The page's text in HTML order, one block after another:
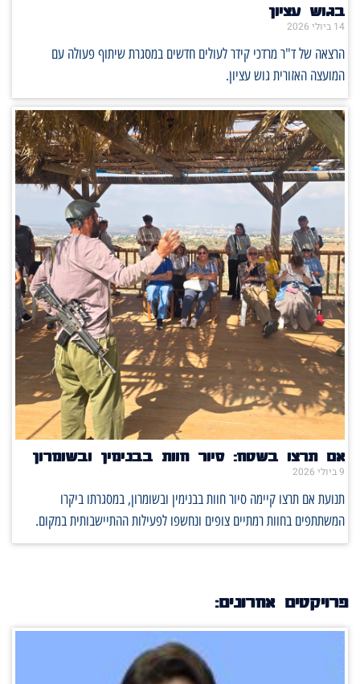
בגוש עציון
14 ביולי 2026
הרצאה של ד"ר מרדכי קידר לעולים חדשים במסגרת שיתוף פעולה עם
המועצה האזורית גוש עציון.
אם תרצו בשטח: סיור חוות בבנימין ובשומרון
9 ביולי 2026
תנועת אם תרצו קיימה סיור חוות בבנימין ובשומרון, במסגרתו ביקרו
המשתתפים בחוות רמתיים צופים ונחשפו לפעילות ההתיישבותית במקום.
פרויקטים אחרונים: